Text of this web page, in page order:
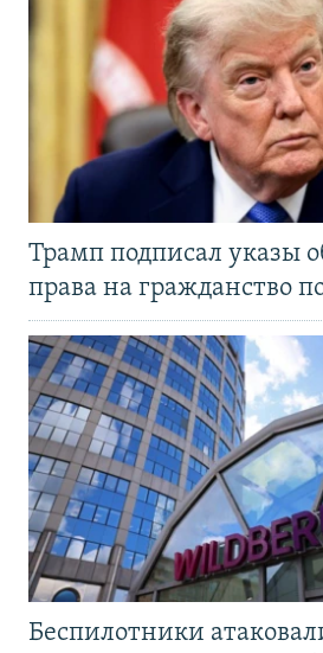
Трамп подписал указы
права на гражданство
Беспилотники